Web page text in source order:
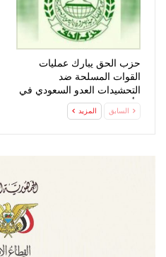
حزب الحق يبارك عمليات
القوات المسلحة ضد
التحشيدات العدو السعودي في
مأرب وحضرموت
السابق المزيد